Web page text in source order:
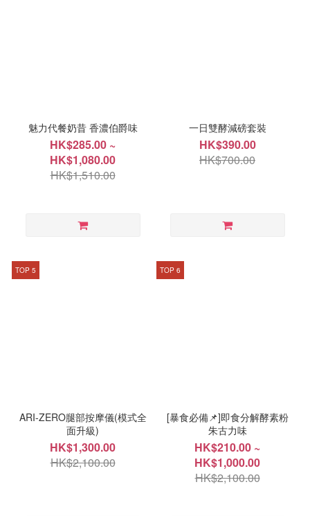
魅力代餐奶昔 香濃伯爵味
HK$285.00 ~
HK$1,080.00
HK$1,510.00
一日雙酵減磅套裝
HK$390.00
HK$700.00
TOP 5
ARI-ZERO腿部按摩儀(模式全
面升級)
HK$1,300.00
HK$2,100.00
TOP 6
[暴食必備📌]即食分解酵素粉
朱古力味
HK$210.00 ~
HK$1,000.00
HK$2,100.00